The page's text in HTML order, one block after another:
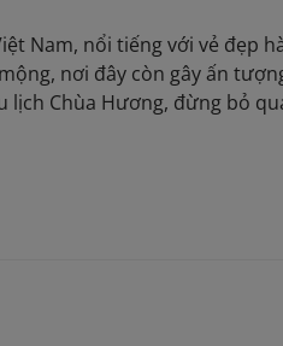
Nam, nổi tiếng với vẻ đẹp
nơi đây còn gây ấn
lịch Chùa Hương, đừng bỏ